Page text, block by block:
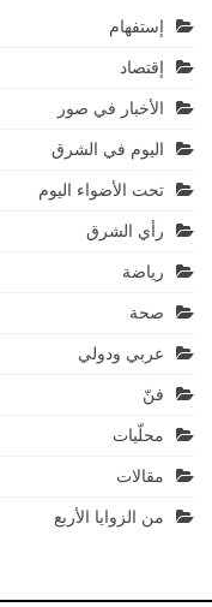
إستفهام
إقتصاد
الأخبار في صور
اليوم في الشرق
تحت الأضواء اليوم
رأي الشرق
رياضة
صحة
عربي ودولي
فنّ
محلّيات
مقالات
من الزوايا الأربع